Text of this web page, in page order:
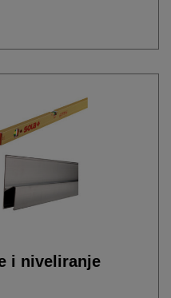
i niveliranje